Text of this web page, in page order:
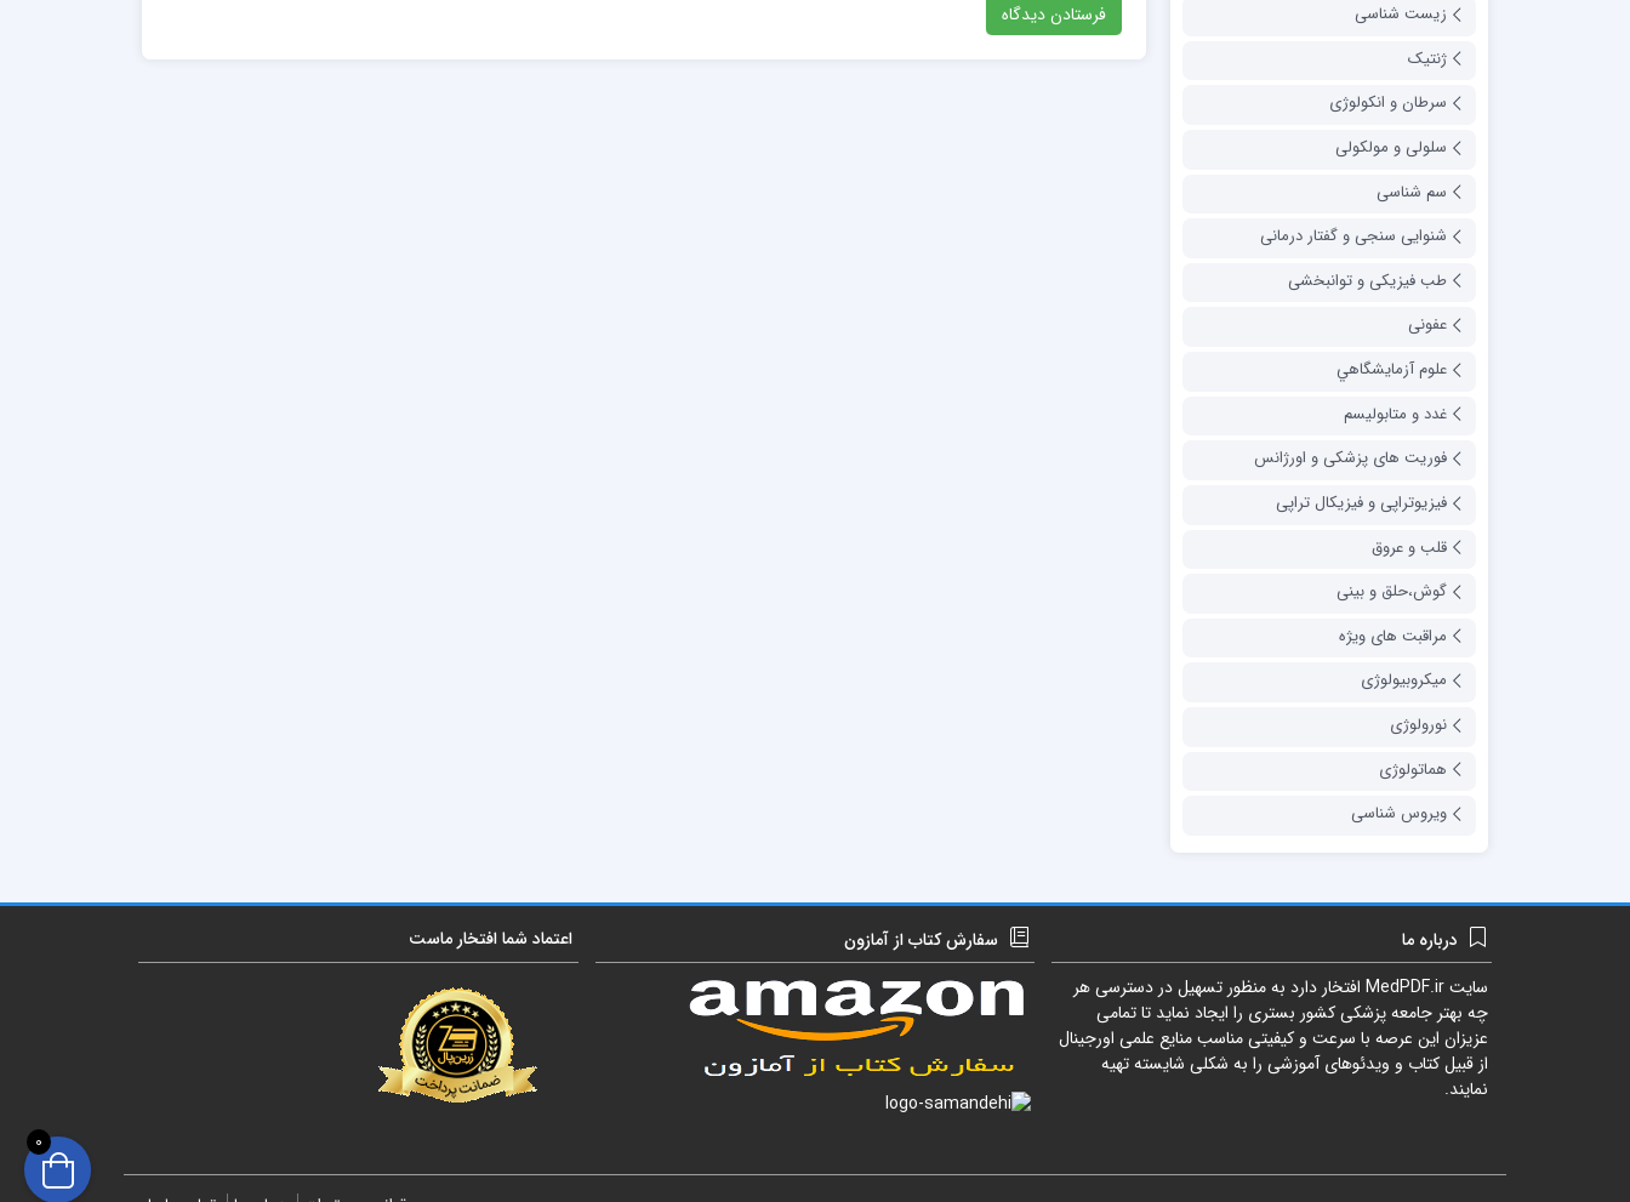
زیست شناسی
ژنتیک
سرطان و انکولوژی
سلولی و مولکولی
سم شناسی
شنوایی سنجی و گفتار درمانی
طب فیزیکی و توانبخشی
عفونی
علوم آزمايشگاهي
غدد و متابولیسم
فوریت های پزشکی و اورژانس
فیزیوتراپی و فیزیکال تراپی
قلب و عروق
گوش،حلق و بینی
مراقبت های ویژه
میکروبیولوژی
نورولوژی
هماتولوژی
ویروس شناسی
درباره ما
سایتMedPDF.ir افتخار دارد به منظور تسهیل در دسترسی هر
چه بهتر جامعه پزشکی کشور بستری را ایجاد نماید تا تمامی
عزیزان این عرصه با سرعت و کیفیتی مناسب منایع علمی اورجینال
از قبیل کتاب و ویدئوهای آموزشی را به شکلی شایسته تهیه
نمایند.
سفارش کتاب از آمازون اعتماد شما افتخار ماست
0